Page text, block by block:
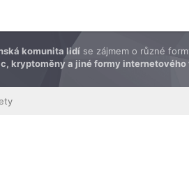
komunita lidí se zájmem o různé
kryptoměny a jiné formy